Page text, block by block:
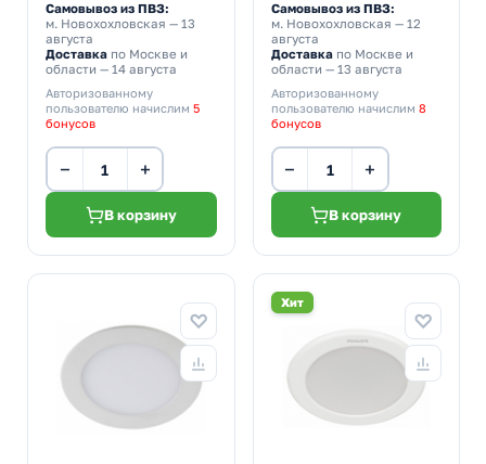
Самовывоз из ПВЗ:
м. Новохохловская — 13
августа
Доставка по Москве и
области — 14 августа
Авторизованному
пользователю начислим 5
бонусов
− +
В корзину
Самовывоз из ПВЗ:
м. Новохохловская — 12
августа
Доставкапо Москве и
области — 13 августа
Авторизованному
пользователю начислим 8
бонусов
− +
В корзину
Хит